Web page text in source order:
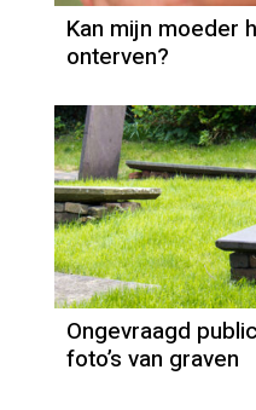
Kan mijn moeder
onterven?
Ongevraagd
foto’s van graven